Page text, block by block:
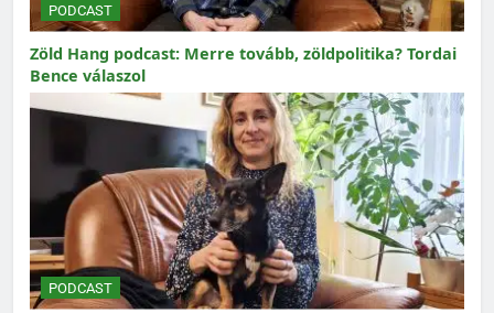
PODCAST
Zöld Hang podcast: Merre tovább, zöldpolitika? Tordai
Bence válaszol
PODCAST